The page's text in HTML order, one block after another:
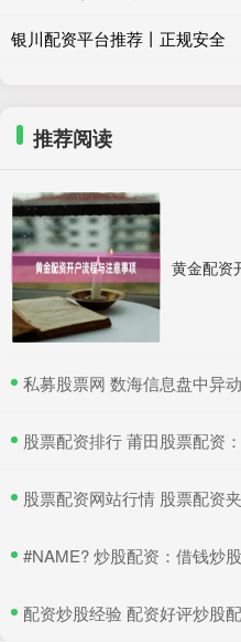
银川配资平台推荐丨正规安全
推荐阅读
黄金配资
私募股票网 数海信息盘中异动
股票配资排行 莆田股票配资
股票配资网站行情 股票配资
​#NAME? 炒股配资：借钱炒
配资炒股经验 配资好评炒股